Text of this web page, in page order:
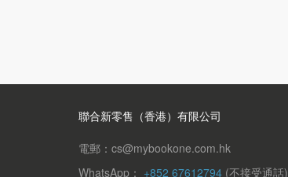
聯合新零售（香港）有限公司
電郵：cs@mybookone.com.hk
WhatsApp： +852 67612794 (不接受通話)